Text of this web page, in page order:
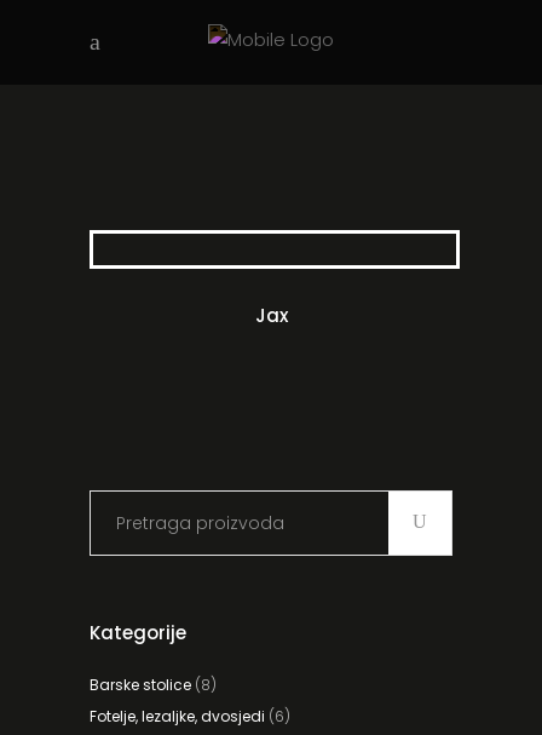
Jax
Kategorije
Barske stolice (8)
Fotelje, lezaljke, dvosjedi (6)